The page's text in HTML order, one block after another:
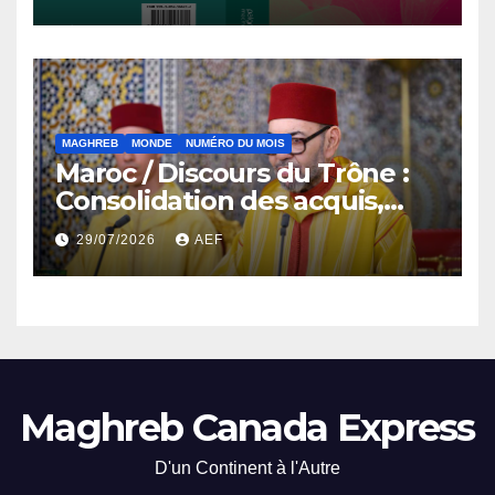
MAGHREB MONDE NUMÉRO DU MOIS
Maroc / Discours du Trône :
Consolidation des acquis,
résilience économique et
affirmation d’une
souveraineté stratégique
29/07/2026 AEF
Maghreb Canada Express
D'un Continent à l'Autre